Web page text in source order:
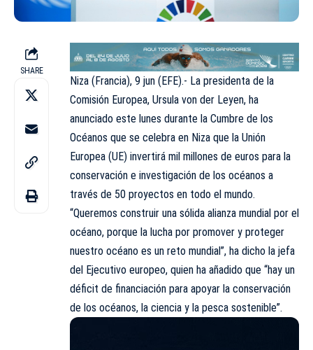
SHARE
Niza (Francia), 9 jun (EFE).- La presidenta de la
Comisión Europea, Ursula von der Leyen, ha
anunciado este lunes durante la Cumbre de los
Océanos que se celebra en Niza que la Unión
Europea (UE) invertirá mil millones de euros para la
conservación e investigación de los océanos a
través de 50 proyectos en todo el mundo.
“Queremos construir una sólida alianza mundial por el
océano, porque la lucha por promover y proteger
nuestro océano es un reto mundial”, ha dicho la jefa
del Ejecutivo europeo, quien ha añadido que “hay un
déficit de financiación para apoyar la conservación
de los océanos, la ciencia y la pesca sostenible”.